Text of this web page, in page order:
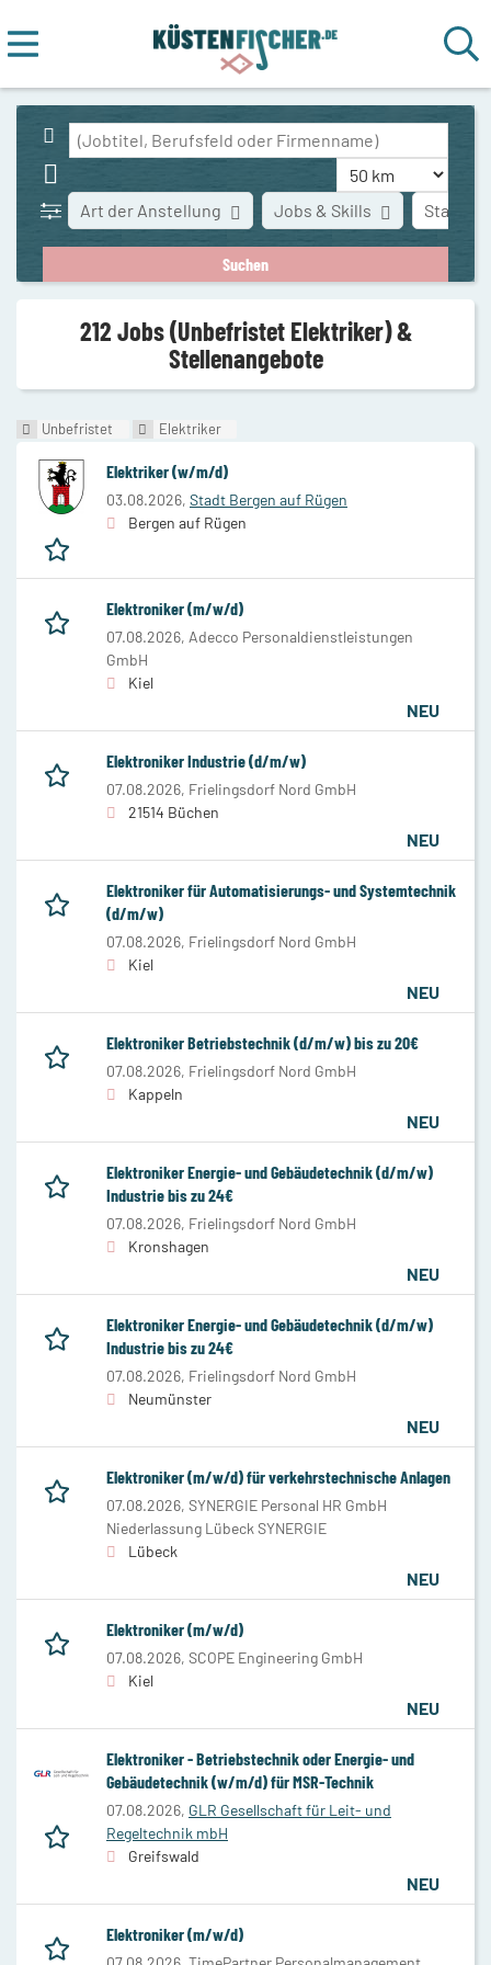
Stadt
Art der Anstellung Jobs & Skills
212 Jobs (Unbefristet Elektriker) &
Stellenangebote
Unbefristet Elektriker
Elektriker (w/m/d)
03.08.2026, Stadt Bergen auf Rügen
Bergen auf Rügen
Elektroniker (m/w/d)
07.08.2026, Adecco Personaldienstleistungen
GmbH
Kiel
NEU
Elektroniker Industrie (d/m/w)
07.08.2026, Frielingsdorf Nord GmbH
21514 Büchen
NEU
Elektroniker für Automatisierungs- und Systemtechnik
(d/m/w)
07.08.2026, Frielingsdorf Nord GmbH
Kiel
NEU
Elektroniker Betriebstechnik (d/m/w) bis zu 20€
07.08.2026, Frielingsdorf Nord GmbH
Kappeln
NEU
Elektroniker Energie- und Gebäudetechnik (d/m/w)
Industrie bis zu 24€
07.08.2026, Frielingsdorf Nord GmbH
Kronshagen
NEU
Elektroniker Energie- und Gebäudetechnik (d/m/w)
Industrie bis zu 24€
07.08.2026, Frielingsdorf Nord GmbH
Neumünster
NEU
Elektroniker (m/w/d) für verkehrstechnische Anlagen
07.08.2026, SYNERGIE Personal HR GmbH
Niederlassung Lübeck SYNERGIE
Lübeck
NEU
Elektroniker (m/w/d)
07.08.2026, SCOPE Engineering GmbH
Kiel
NEU
Elektroniker - Betriebstechnik oder Energie- und
Gebäudetechnik (w/m/d) für MSR-Technik
07.08.2026, GLR Gesellschaft für Leit- und
Regeltechnik mbH
Greifswald
NEU
Elektroniker (m/w/d)